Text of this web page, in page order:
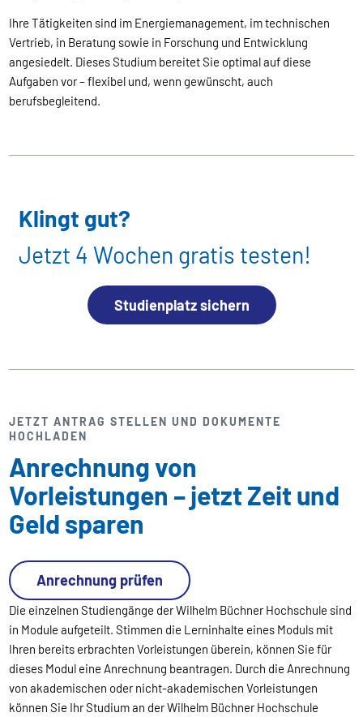
Ihre Tätigkeiten sind im Energiemanagement, im technischen
Vertrieb, in Beratung sowie in Forschung und Entwicklung
angesiedelt. Dieses Studium bereitet Sie optimal auf diese
Aufgaben vor – flexibel und, wenn gewünscht, auch
berufsbegleitend.
Klingt gut?
Jetzt 4 Wochen gratis testen!
Studienplatz sichern
JETZT ANTRAG STELLEN UND DOKUMENTE
HOCHLADEN
Anrechnung von
Vorleistungen – jetzt Zeit und
Geld sparen
Die einzelnen Studiengänge der Wilhelm Büchner Hochschule sind
in Module aufgeteilt. Stimmen die Lerninhalte eines Moduls mit
Ihren bereits erbrachten Vorleistungen überein, können Sie für
dieses Modul eine Anrechnung beantragen. Durch die Anrechnung
von akademischen oder nicht-akademischen Vorleistungen
können Sie Ihr Studium an der Wilhelm Büchner Hochschule
Anrechnung prüfen